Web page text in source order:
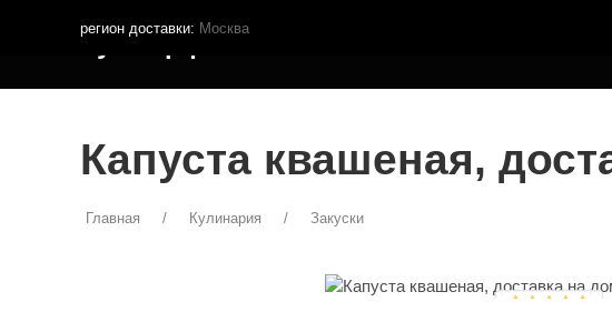
регион доставки: Москва
Кутья.рф
Капуста квашеная,
Главная Кулинария Закуски